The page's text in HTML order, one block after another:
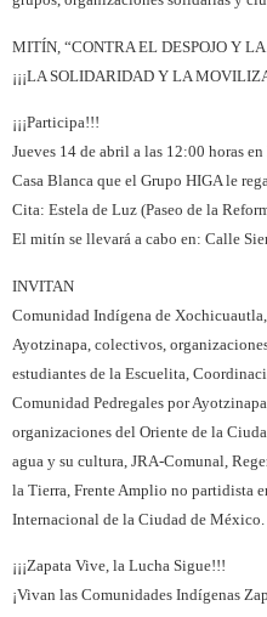
MITÍN, “CONTRA EL DESPOJO Y LA
¡¡¡LA SOLIDARIDAD Y LA
¡¡¡Participa!!!
Jueves 14 de abril a las 12:00 horas en
Casa Blanca que el Grupo HIGA le
Cita: Estela de Luz (Paseo de la
El mitín se llevará a cabo en: Calle
INVITAN
Comunidad Indígena de
Ayotzinapa, colectivos,
estudiantes de la Escuelita,
Comunidad Pedregales por
organizaciones del Oriente de la
agua y su cultura, JRA-Comunal,
la Tierra, Frente Amplio no partidista
Internacional de la Ciudad de México.
¡¡¡Zapata Vive, la Lucha Sigue!!!
¡Vivan las Comunidades Indígenas